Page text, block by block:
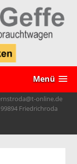
Menü
online.de
Friedrichroda